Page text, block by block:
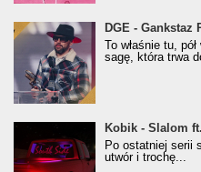
donGURALesko z
Klasyczny/
(Popkillery 2023)
DGE - Gankstaz
To właśnie tu,
sagę, która trwa
Kobik - Slalom ft. Jan-
[Official Music
Kobik - Slalom
Po ostatniej serii
utwór i trochę...